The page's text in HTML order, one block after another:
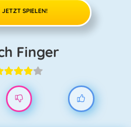
JETZT SPIELEN!
Finger